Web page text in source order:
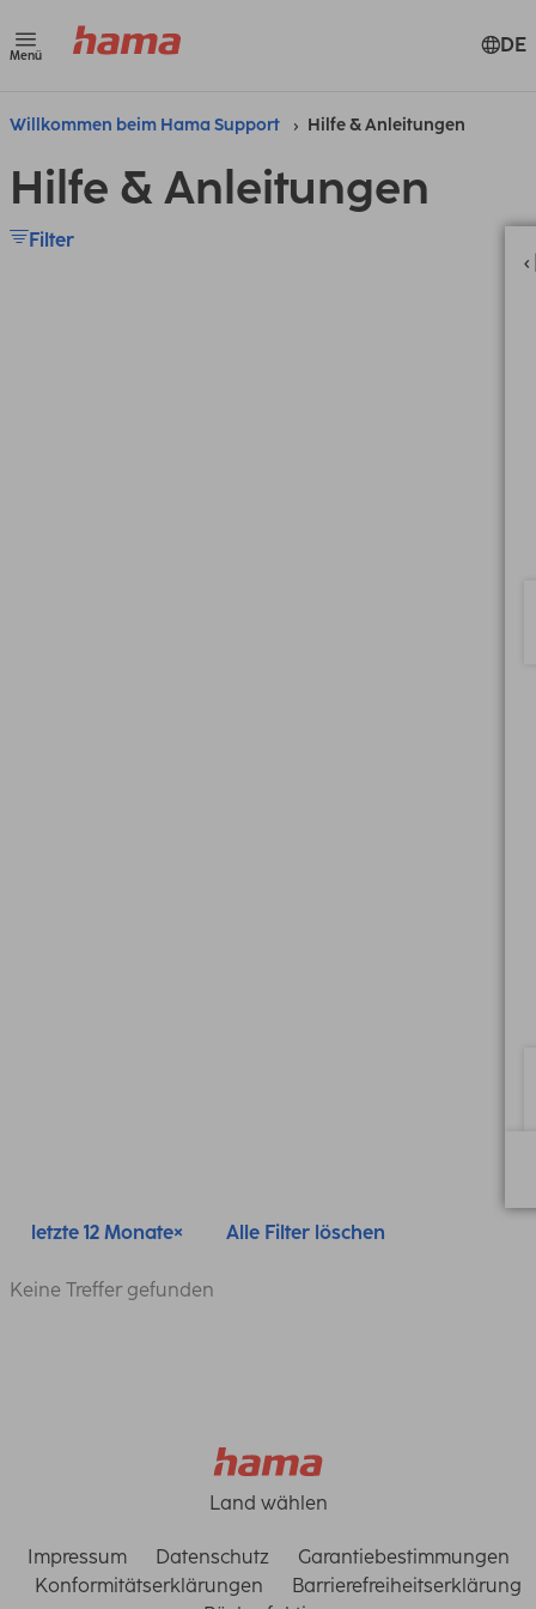
Menü DE
Willkommen beim Hama Support Hilfe & Anleitungen
Hilfe & Anleitungen
Filter
letzte 12 Monate Alle Filter löschen
Keine Treffer gefunden
Land wählen
Impressum Datenschutz
Garantiebestimmungen
Konformitätserklärungen
Barrierefreiheitserklärung